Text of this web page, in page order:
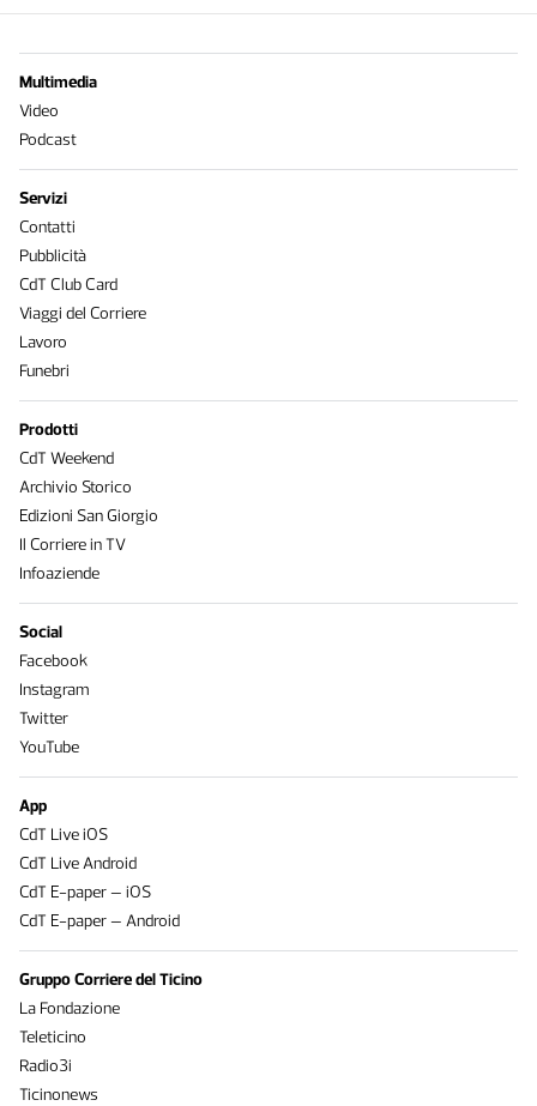
Multimedia
Video
Podcast
Servizi
Contatti
Pubblicità
CdT Club Card
Viaggi del Corriere
Lavoro
Funebri
Prodotti
CdT Weekend
Archivio Storico
Edizioni San Giorgio
Il Corriere in TV
Infoaziende
Social
Facebook
Instagram
Twitter
YouTube
App
CdT Live iOS
CdT Live Android
CdT E-paper – iOS
CdT E-paper – Android
Gruppo Corriere del Ticino
La Fondazione
Teleticino
Radio3i
Ticinonews